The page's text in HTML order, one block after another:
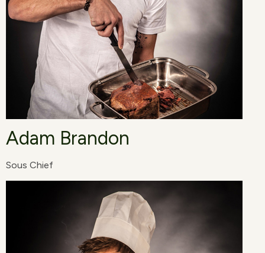
Adam Brandon
Sous Chief